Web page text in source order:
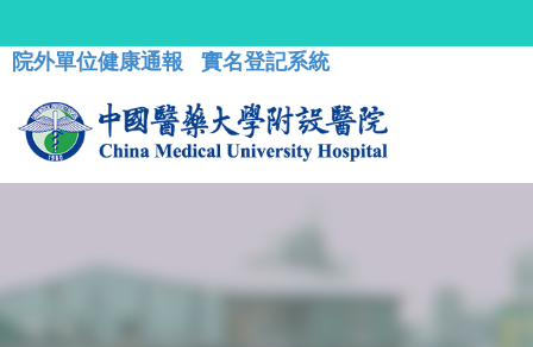
院外單位健康通報 實名登記系統